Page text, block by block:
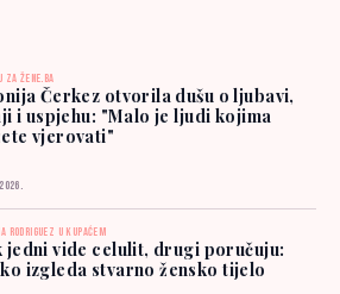
ZA ŽENE.BA
Čerkez otvorila dušu o ljubavi,
i uspjehu: "Malo je ljudi kojima
vjerovati"
RODRIGUEZ U KUPAĆEM
jedni vide celulit, drugi poručuju:
izgleda stvarno žensko tijelo